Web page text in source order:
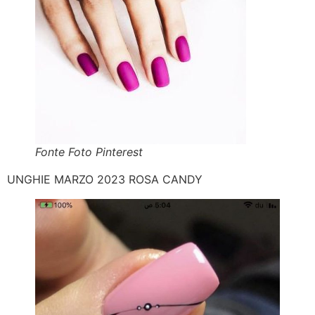
Fonte Foto Pinterest
UNGHIE MARZO 2023 ROSA CANDY